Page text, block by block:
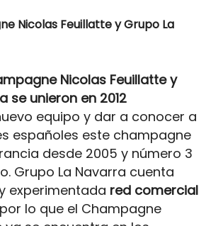
Nicolas Feuillatte y Grupo La
Nicolas Feuillatte y
se unieron en 2012
equipo y dar a conocer a
españoles este champagne
desde 2005 y número 3
Grupo La Navarra cuenta
experimentada red comercial
por lo que el Champagne